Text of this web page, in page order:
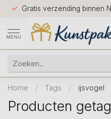
Gratis verzending binnen
MENU
Home / Tags / ijsvogel
Producten